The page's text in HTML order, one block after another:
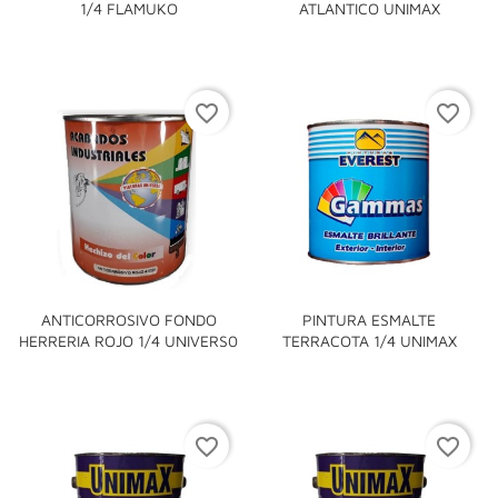
1/4 FLAMUKO ATLANTICO UNIMAX
ANTICORROSIVO FONDO
HERRERIA ROJO 1/4 UNIVERS0
favorite_border
PINTURA ESMALTE
TERRACOTA 1/4 UNIMAX
favorite_border
favorite_border favorite_border